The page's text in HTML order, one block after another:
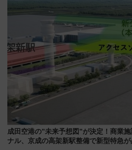
成田空港の”未来予想図”が決定！商業
ナル、京成の高架新駅整備で新型特急